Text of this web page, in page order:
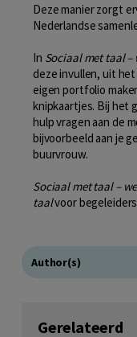
Deze manier zorgt
Nederlandse
In Sociaal met taal –
deze invullen, uit
eigen portfolio
knipkaartjes. Bij het
hulp vragen aan de
bijvoorbeeld aan je
buurvrouw.
Sociaal met taal –
taalvoor
Author(s)
Gerelateerd